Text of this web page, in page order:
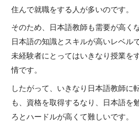
住んで就職をする人が多いのです。
そのため、日本語教師も需要が高く
日本語の知識とスキルが高いレベル
未経験者にとってはいきなり授業を
情です。
したがって、いきなり日本語教師に
も、資格を取得するなり、日本語を
ろとハードルが高くて難しいです。